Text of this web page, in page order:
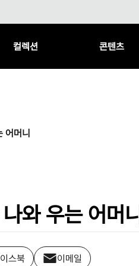
컬렉션 콘텐츠
어머니
와 우는 어머니
스북 이메일